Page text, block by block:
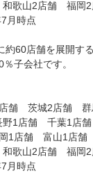
歌山2店舗 福岡2
月時点
約60店舗を展開す
子会社です。
舗 茨城2店舗
1店舗 千葉1店
1店舗 富山1店
歌山2店舗 福岡2
月時点